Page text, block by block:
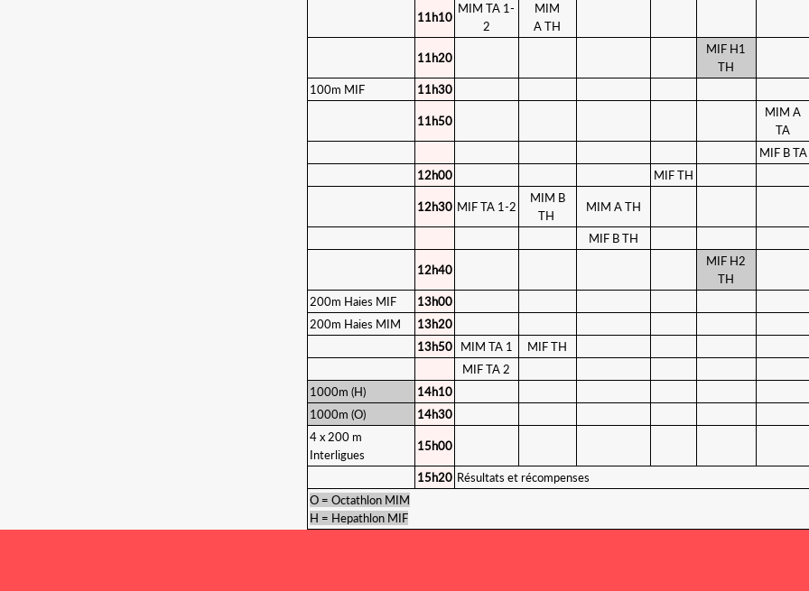
11h10
MIM TA 1-
2
MIM
A TH
11h20
MIF H1
TH
100m MIF
11h30
11h50
MIM A
TA
MIF B TA
12h00
MIF TH
12h30 MIF TA 1-2
MIM B
TH
MIM A TH
MIF B TH
12h40
MIF H2
TH
200m Haies MIF
13h00
200m Haies MIM
13h20
13h50
MIM TA 1
MIF TH
MIF TA 2
1000m (H)
14h10
1000m (O)
14h30
4 x 200 m
Interligues
15h00
15h20 Résultats et récompenses
O = Octathlon MIM
H = Hepathlon MIF